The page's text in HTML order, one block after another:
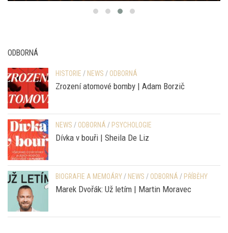
ODBORNÁ
HISTORIE / NEWS / ODBORNÁ
Zrození atomové bomby | Adam Borzič
NEWS / ODBORNÁ / PSYCHOLOGIE
Dívka v bouři | Sheila De Liz
BIOGRAFIE A MEMOÁRY / NEWS / ODBORNÁ / PŘÍBĚHY
Marek Dvořák: Už letím | Martin Moravec